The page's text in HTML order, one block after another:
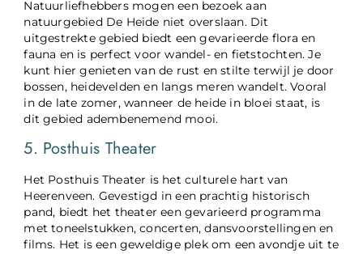
Natuurliefhebbers mogen een bezoek aan
natuurgebied De Heide niet overslaan. Dit
uitgestrekte gebied biedt een gevarieerde flora en
fauna en is perfect voor wandel- en fietstochten. Je
kunt hier genieten van de rust en stilte terwijl je door
bossen, heidevelden en langs meren wandelt. Vooral
in de late zomer, wanneer de heide in bloei staat, is
dit gebied adembenemend mooi.
5. Posthuis Theater
Het Posthuis Theater is het culturele hart van
Heerenveen. Gevestigd in een prachtig historisch
pand, biedt het theater een gevarieerd programma
met toneelstukken, concerten, dansvoorstellingen en
films. Het is een geweldige plek om een avondje uit te